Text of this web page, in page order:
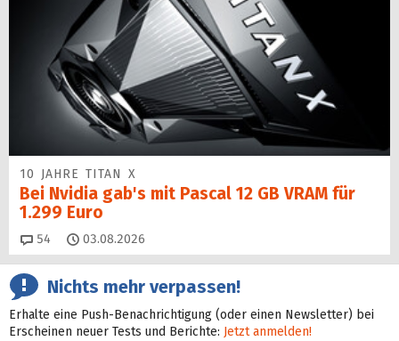
10 JAHRE TITAN X
Bei Nvidia gab's mit Pascal 12 GB VRAM für
1.299 Euro
54 Kommentare
03.08.2026
Nichts mehr verpassen!
Erhalte eine Push-Benachrichtigung (oder einen Newsletter) bei
Erscheinen neuer Tests und Berichte: Jetzt anmelden!